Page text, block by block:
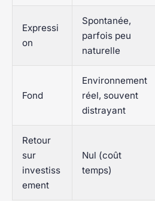
Expressi
on
Spontanée,
parfois peu
naturelle
Fond
Environnement
réel, souvent
distrayant
Retour
sur
investiss
ement
Nul (coût
temps)